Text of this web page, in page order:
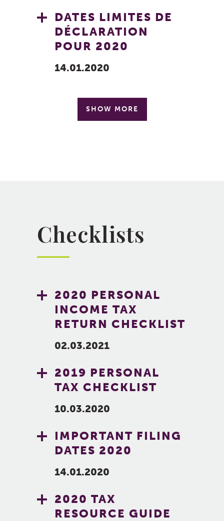
DATES LIMITES DE
DÉCLARATION
POUR 2020
14.01.2020
SHOW MORE
Checklists
2020 PERSONAL
INCOME TAX
RETURN CHECKLIST
02.03.2021
2019 PERSONAL
TAX CHECKLIST
10.03.2020
IMPORTANT FILING
DATES 2020
14.01.2020
2020 TAX
RESOURCE GUIDE